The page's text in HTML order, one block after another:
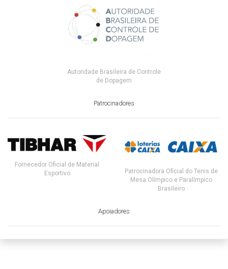
Autoridade Brasileira de Controle
de Dopagem
Patrocinadores
Fornecedor Oficial de Material
Esportivo
Patrocinadora Oficial do Tenis de
Mesa Olímpico e Paralímpico
Brasileiro
Apoiadores